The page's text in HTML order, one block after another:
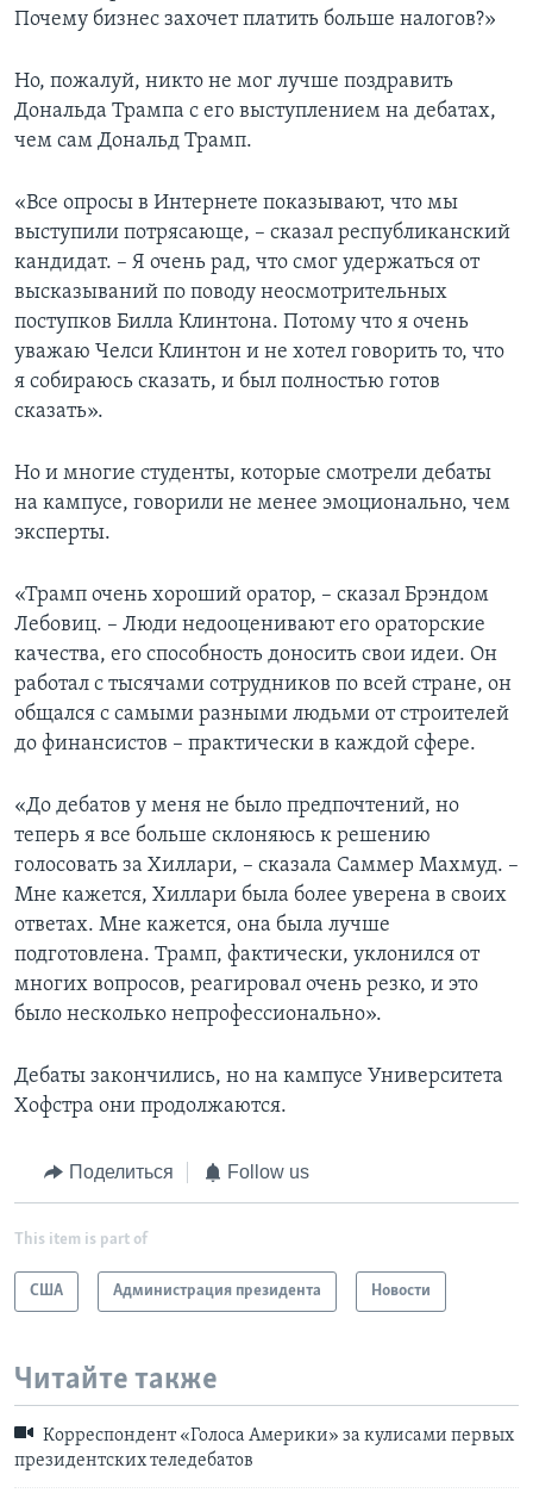
Почему бизнес захочет платить больше налогов?»
Но, пожалуй, никто не мог лучше поздравить
Дональда Трампа с его выступлением на дебатах,
чем сам Дональд Трамп.
«Все опросы в Интернете показывают, что мы
выступили потрясающе, – сказал республиканский
кандидат. – Я очень рад, что смог удержаться от
высказываний по поводу неосмотрительных
поступков Билла Клинтона. Потому что я очень
уважаю Челси Клинтон и не хотел говорить то, что
я собираюсь сказать, и был полностью готов
сказать».
Но и многие студенты, которые смотрели дебаты
на кампусе, говорили не менее эмоционально, чем
эксперты.
«Трамп очень хороший оратор, – сказал Брэндом
Лебовиц. – Люди недооценивают его ораторские
качества, его способность доносить свои идеи. Он
работал с тысячами сотрудников по всей стране, он
общался с самыми разными людьми от строителей
до финансистов – практически в каждой сфере.
«До дебатов у меня не было предпочтений, но
теперь я все больше склоняюсь к решению
голосовать за Хиллари, – сказала Саммер Махмуд. –
Мне кажется, Хиллари была более уверена в своих
ответах. Мне кажется, она была лучше
подготовлена. Трамп, фактически, уклонился от
многих вопросов, реагировал очень резко, и это
было несколько непрофессионально».
Дебаты закончились, но на кампусе Университета
Хофстра они продолжаются.
Поделиться Follow us
This item is part of
США Администрация президента Новости
Читайте также
Корреспондент «Голоса Америки» за кулисами первых
президентских теледебатов